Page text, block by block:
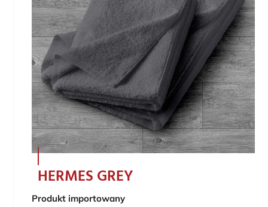
HERMES GREY
Produkt importowany